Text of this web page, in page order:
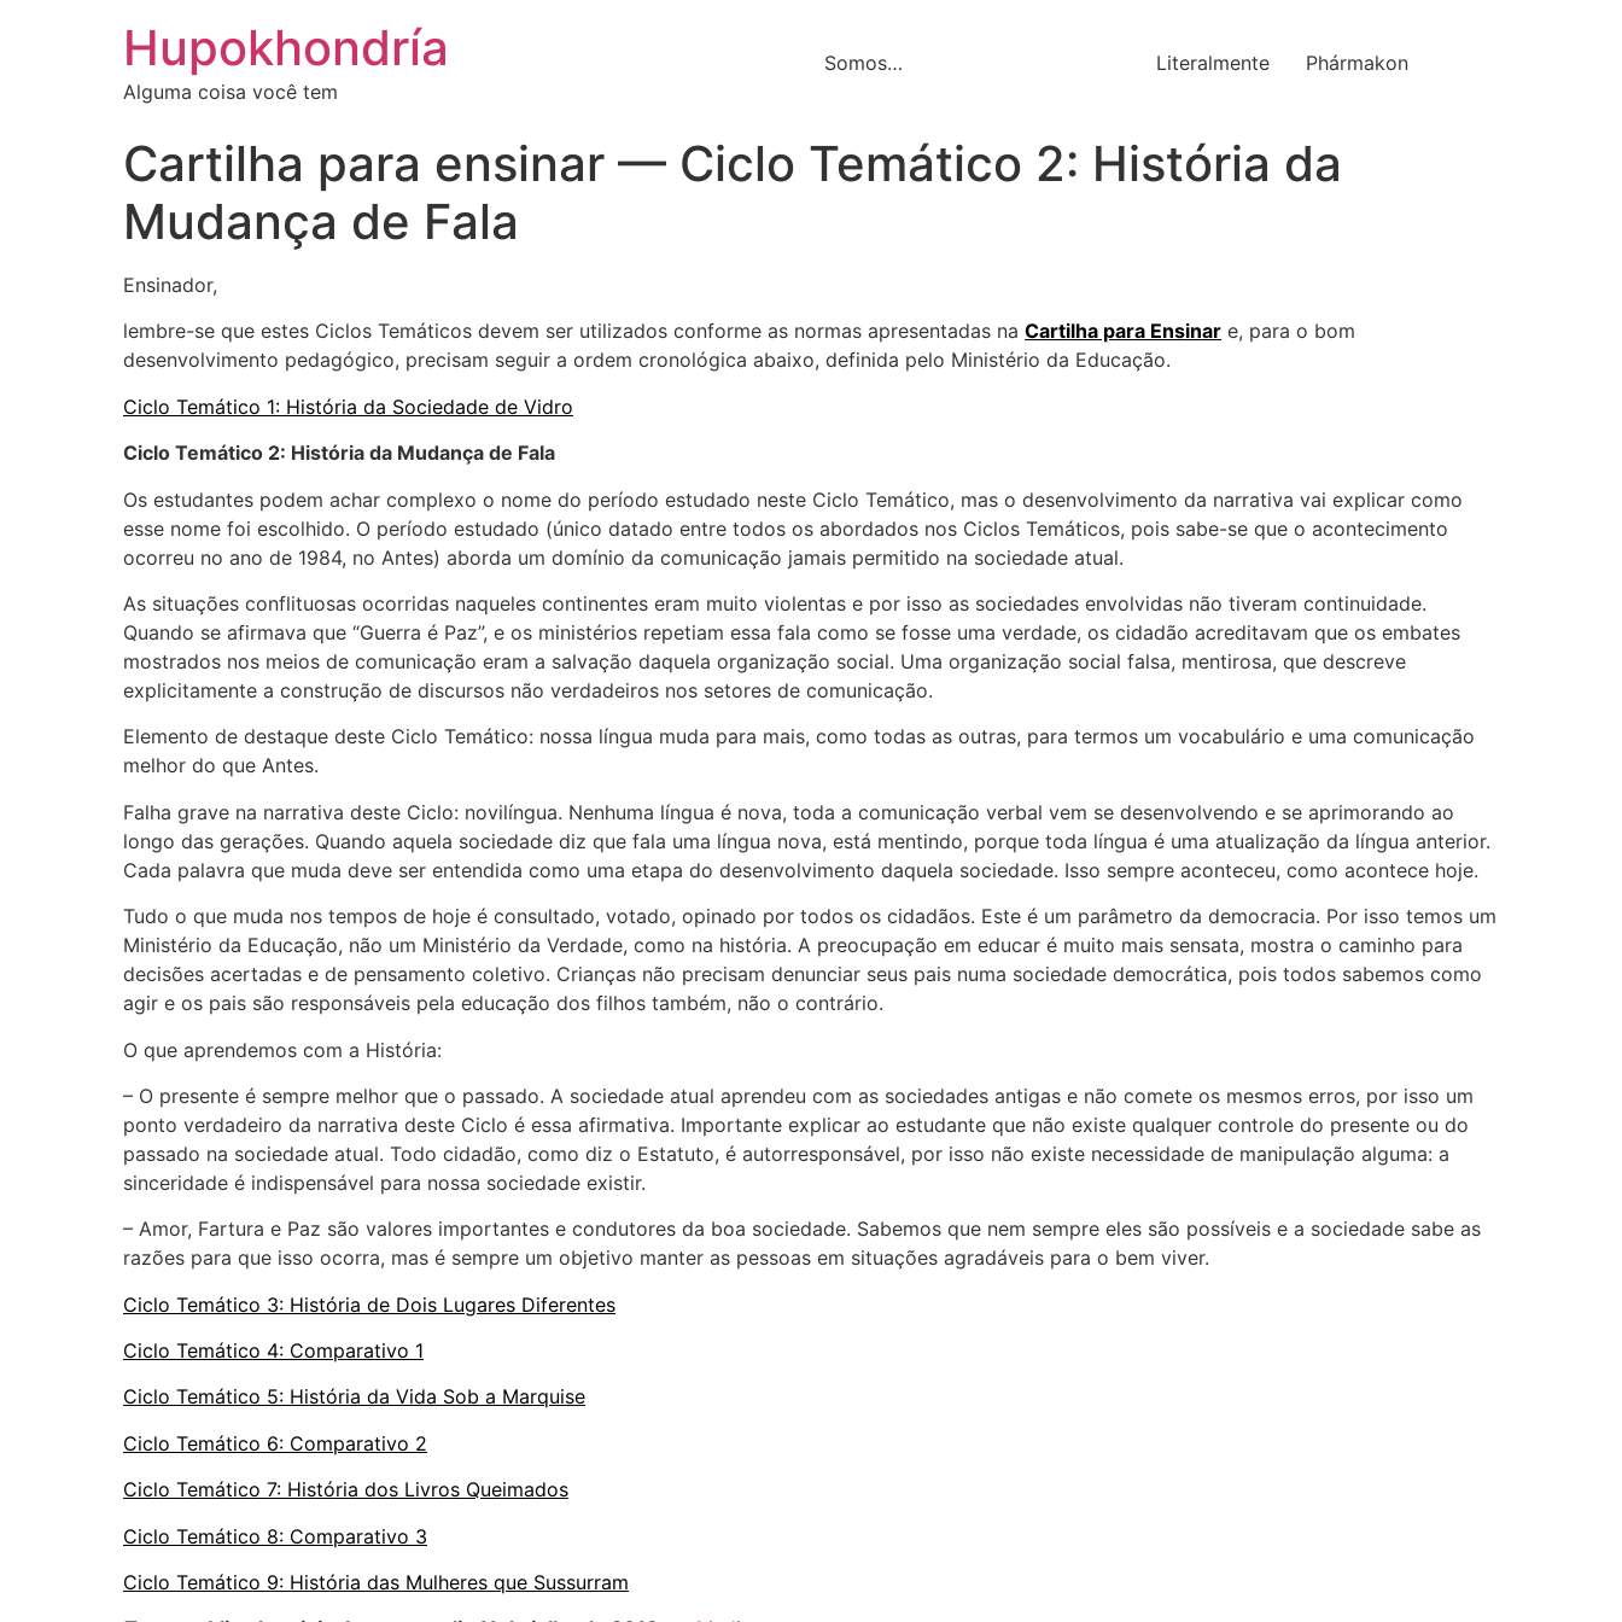
Hupokhondría
Alguma coisa você tem
Somos… Literalmente Phármakon
Cartilha para ensinar — Ciclo Temático 2: História da
Mudança de Fala
Ensinador,
lembre-se que estes Ciclos Temáticos devem ser utilizados conforme as normas apresentadas na Cartilha para Ensinar e, para o bom
desenvolvimento pedagógico, precisam seguir a ordem cronológica abaixo, definida pelo Ministério da Educação.
Ciclo Temático 1: História da Sociedade de Vidro
Ciclo Temático 2: História da Mudança de Fala
Os estudantes podem achar complexo o nome do período estudado neste Ciclo Temático, mas o desenvolvimento da narrativa vai explicar como
esse nome foi escolhido. O período estudado (único datado entre todos os abordados nos Ciclos Temáticos, pois sabe-se que o acontecimento
ocorreu no ano de 1984, no Antes) aborda um domínio da comunicação jamais permitido na sociedade atual.
As situações conflituosas ocorridas naqueles continentes eram muito violentas e por isso as sociedades envolvidas não tiveram continuidade.
Quando se afirmava que “Guerra é Paz”, e os ministérios repetiam essa fala como se fosse uma verdade, os cidadão acreditavam que os embates
mostrados nos meios de comunicação eram a salvação daquela organização social. Uma organização social falsa, mentirosa, que descreve
explicitamente a construção de discursos não verdadeiros nos setores de comunicação.
Elemento de destaque deste Ciclo Temático: nossa língua muda para mais, como todas as outras, para termos um vocabulário e uma comunicação
melhor do que Antes.
Falha grave na narrativa deste Ciclo: novilíngua. Nenhuma língua é nova, toda a comunicação verbal vem se desenvolvendo e se aprimorando ao
longo das gerações. Quando aquela sociedade diz que fala uma língua nova, está mentindo, porque toda língua é uma atualização da língua anterior.
Cada palavra que muda deve ser entendida como uma etapa do desenvolvimento daquela sociedade. Isso sempre aconteceu, como acontece hoje.
Tudo o que muda nos tempos de hoje é consultado, votado, opinado por todos os cidadãos. Este é um parâmetro da democracia. Por isso temos um
Ministério da Educação, não um Ministério da Verdade, como na história. A preocupação em educar é muito mais sensata, mostra o caminho para
decisões acertadas e de pensamento coletivo. Crianças não precisam denunciar seus pais numa sociedade democrática, pois todos sabemos como
agir e os pais são responsáveis pela educação dos filhos também, não o contrário.
O que aprendemos com a História:
– O presente é sempre melhor que o passado. A sociedade atual aprendeu com as sociedades antigas e não comete os mesmos erros, por isso um
ponto verdadeiro da narrativa deste Ciclo é essa afirmativa. Importante explicar ao estudante que não existe qualquer controle do presente ou do
passado na sociedade atual. Todo cidadão, como diz o Estatuto, é autorresponsável, por isso não existe necessidade de manipulação alguma: a
sinceridade é indispensável para nossa sociedade existir.
– Amor, Fartura e Paz são valores importantes e condutores da boa sociedade. Sabemos que nem sempre eles são possíveis e a sociedade sabe as
razões para que isso ocorra, mas é sempre um objetivo manter as pessoas em situações agradáveis para o bem viver.
Ciclo Temático 3: História de Dois Lugares Diferentes
Ciclo Temático 4: Comparativo 1
Ciclo Temático 5: História da Vida Sob a Marquise
Ciclo Temático 6: Comparativo 2
Ciclo Temático 7: História dos Livros Queimados
Ciclo Temático 8: Comparativo 3
Ciclo Temático 9: História das Mulheres que Sussurram